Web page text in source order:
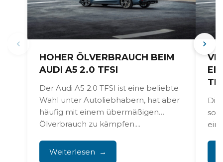
HOHER ÖLVERBRAUCH BEIM
AUDI A5 2.0 TFSI
Der Audi A5 2.0 TFSI ist eine beliebte
Wahl unter Autoliebhabern, hat aber
häufig mit einem übermäßigen
Ölverbrauch zu kämpfen....
Weiterlesen